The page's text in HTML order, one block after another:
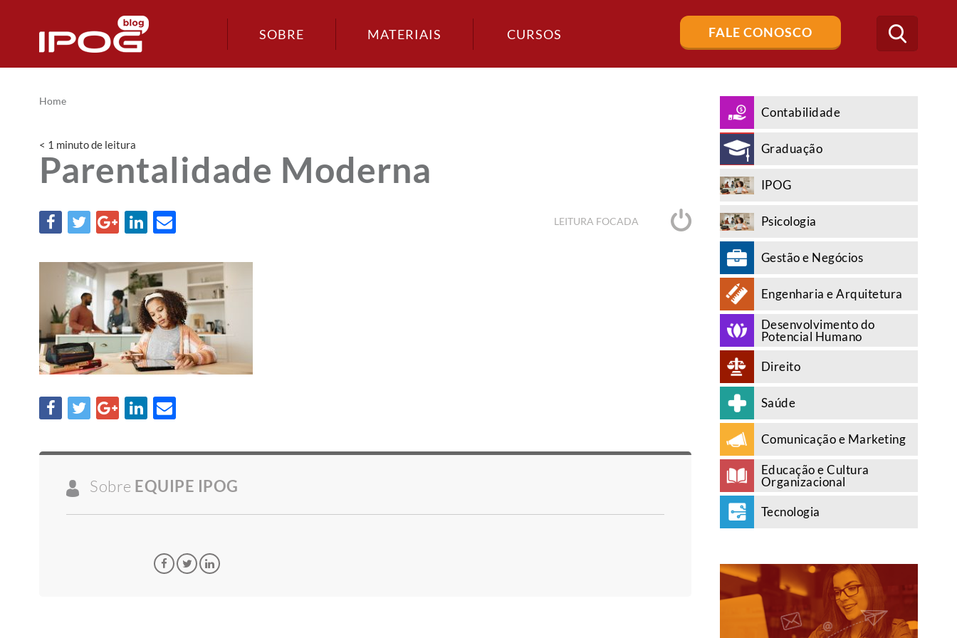
SOBRE MATERIAIS CURSOS FALE CONOSCO
Buscar
no
blog
Home
< 1 minutode leitura
Parentalidade Moderna
LEITURA FOCADA
Sobre EQUIPE IPOG
Contabilidade
Graduação
IPOG
Psicologia
Gestão e Negócios
Engenharia e Arquitetura
Desenvolvimento do
Potencial Humano
Direito
Saúde
Comunicação e Marketing
Educação e Cultura
Organizacional
Tecnologia